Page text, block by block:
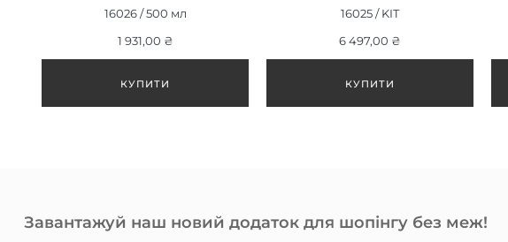
16026 / 500 мл
1 931,00 ₴
ЛІКУВАННЯ ВИПАДІННЯ
ВОЛОССЯ
16025 / KIT
6 497,00 ₴
Завантажуй наш новий додаток для шопінгу без меж!